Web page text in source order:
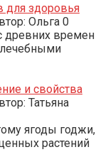
для здоровья
Ольга 0
древних времен
и свойства
Татьяна
ягоды годжи,
растений